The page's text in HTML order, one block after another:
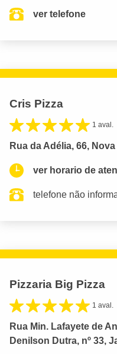
ver telefone
Cris Pizza
1 aval.
Rua da Adélia, 66,
ver horario de
telefone não
Pizzaria Big Pizza
1 aval.
Rua Min. Lafayete de
Denilson Dutra, nº 33,